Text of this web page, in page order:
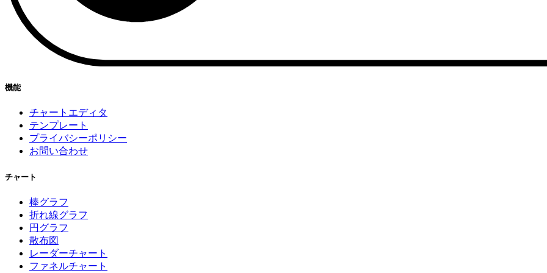
機能
チャートエディタ
テンプレート
プライバシーポリシー
お問い合わせ
チャート
棒グラフ
折れ線グラフ
円グラフ
散布図
レーダーチャート
ファネルチャート